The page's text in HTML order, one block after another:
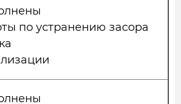
по устранению засора